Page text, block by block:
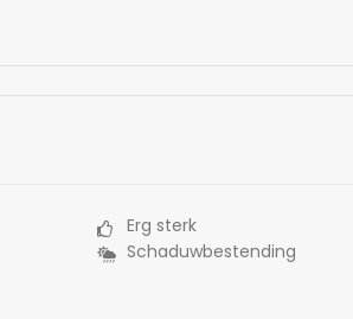
Erg sterk
Schaduwbestending